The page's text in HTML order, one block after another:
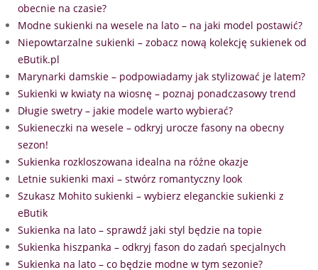
obecnie na czasie?
Modne sukienki na wesele na lato – na jaki model postawić?
Niepowtarzalne sukienki – zobacz nową kolekcję sukienek od
eButik.pl
Marynarki damskie – podpowiadamy jak stylizować je latem?
Sukienki w kwiaty na wiosnę – poznaj ponadczasowy trend
Długie swetry – jakie modele warto wybierać?
Sukieneczki na wesele – odkryj urocze fasony na obecny
sezon!
Sukienka rozkloszowana idealna na różne okazje
Letnie sukienki maxi – stwórz romantyczny look
Szukasz Mohito sukienki – wybierz eleganckie sukienki z
eButik
Sukienka na lato – sprawdź jaki styl będzie na topie
Sukienka hiszpanka – odkryj fason do zadań specjalnych
Sukienka na lato – co będzie modne w tym sezonie?